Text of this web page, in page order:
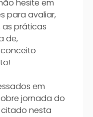
hesite em
para avaliar,
práticas
de,
em
jornada do
citado nesta